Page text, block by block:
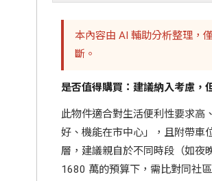
本內容由 AI 輔助分析整理，
斷。
是否值得購買：建議納入考慮，
此物件適合對生活便利性要求高
好、機能在市中心」，且附帶車
層，建議親自於不同時段（如夜
1680 萬的預算下，需比對同社